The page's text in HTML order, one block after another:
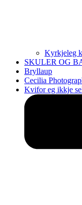
Kyrkjeleg
SKULER OG
Bryllaup
Cecilia
Kvifor eg ikkje